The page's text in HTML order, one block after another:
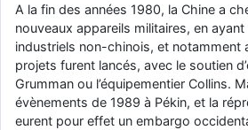
d9pouces: Ça me casse quand même bien
jericho: Pour moi tout est à nouveau OK
d9pouces
: En espérant n’avoir coupé les
au passage !
d9pouces: j'ai trouvé un palliatif un peu
A la fin des années 1980, la Chine a
nouveaux appareils militaires, en
industriels non-chinois, et notamment
projets furent lancés, avec le soutien
Grumman ou l’équipementier Collins.
évènements de 1989 à Pékin, et la
eurent pour effet un embargo